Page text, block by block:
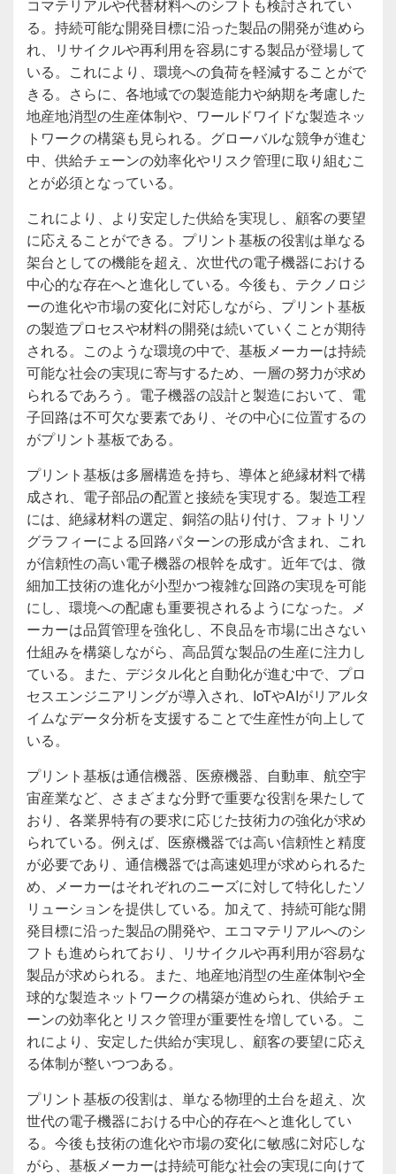
コマテリアルや代替材料へのシフトも検討されてい
る。持続可能な開発目標に沿った製品の開発が進めら
れ、リサイクルや再利用を容易にする製品が登場して
いる。これにより、環境への負荷を軽減することがで
きる。さらに、各地域での製造能力や納期を考慮した
地産地消型の生産体制や、ワールドワイドな製造ネッ
トワークの構築も見られる。グローバルな競争が進む
中、供給チェーンの効率化やリスク管理に取り組むこ
とが必須となっている。
これにより、より安定した供給を実現し、顧客の要望
に応えることができる。プリント基板の役割は単なる
架台としての機能を超え、次世代の電子機器における
中心的な存在へと進化している。今後も、テクノロジ
ーの進化や市場の変化に対応しながら、プリント基板
の製造プロセスや材料の開発は続いていくことが期待
される。このような環境の中で、基板メーカーは持続
可能な社会の実現に寄与するため、一層の努力が求め
られるであろう。電子機器の設計と製造において、電
子回路は不可欠な要素であり、その中心に位置するの
がプリント基板である。
プリント基板は多層構造を持ち、導体と絶縁材料で構
成され、電子部品の配置と接続を実現する。製造工程
には、絶縁材料の選定、銅箔の貼り付け、フォトリソ
グラフィーによる回路パターンの形成が含まれ、これ
が信頼性の高い電子機器の根幹を成す。近年では、微
細加工技術の進化が小型かつ複雑な回路の実現を可能
にし、環境への配慮も重要視されるようになった。メ
ーカーは品質管理を強化し、不良品を市場に出さない
仕組みを構築しながら、高品質な製品の生産に注力し
ている。また、デジタル化と自動化が進む中で、プロ
セスエンジニアリングが導入され、IoTやAIがリアルタ
イムなデータ分析を支援することで生産性が向上して
いる。
プリント基板は通信機器、医療機器、自動車、航空宇
宙産業など、さまざまな分野で重要な役割を果たして
おり、各業界特有の要求に応じた技術力の強化が求め
られている。例えば、医療機器では高い信頼性と精度
が必要であり、通信機器では高速処理が求められるた
め、メーカーはそれぞれのニーズに対して特化したソ
リューションを提供している。加えて、持続可能な開
発目標に沿った製品の開発や、エコマテリアルへのシ
フトも進められており、リサイクルや再利用が容易な
製品が求められる。また、地産地消型の生産体制や全
球的な製造ネットワークの構築が進められ、供給チェ
ーンの効率化とリスク管理が重要性を増している。こ
れにより、安定した供給が実現し、顧客の要望に応え
る体制が整いつつある。
プリント基板の役割は、単なる物理的土台を超え、次
世代の電子機器における中心的存在へと進化してい
る。今後も技術の進化や市場の変化に敏感に対応しな
がら、基板メーカーは持続可能な社会の実現に向けて